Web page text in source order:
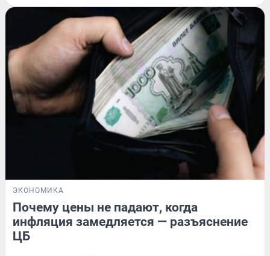
ЭКОНОМИКА
Почему цены не падают, когда
инфляция замедляется — разъяснение
ЦБ